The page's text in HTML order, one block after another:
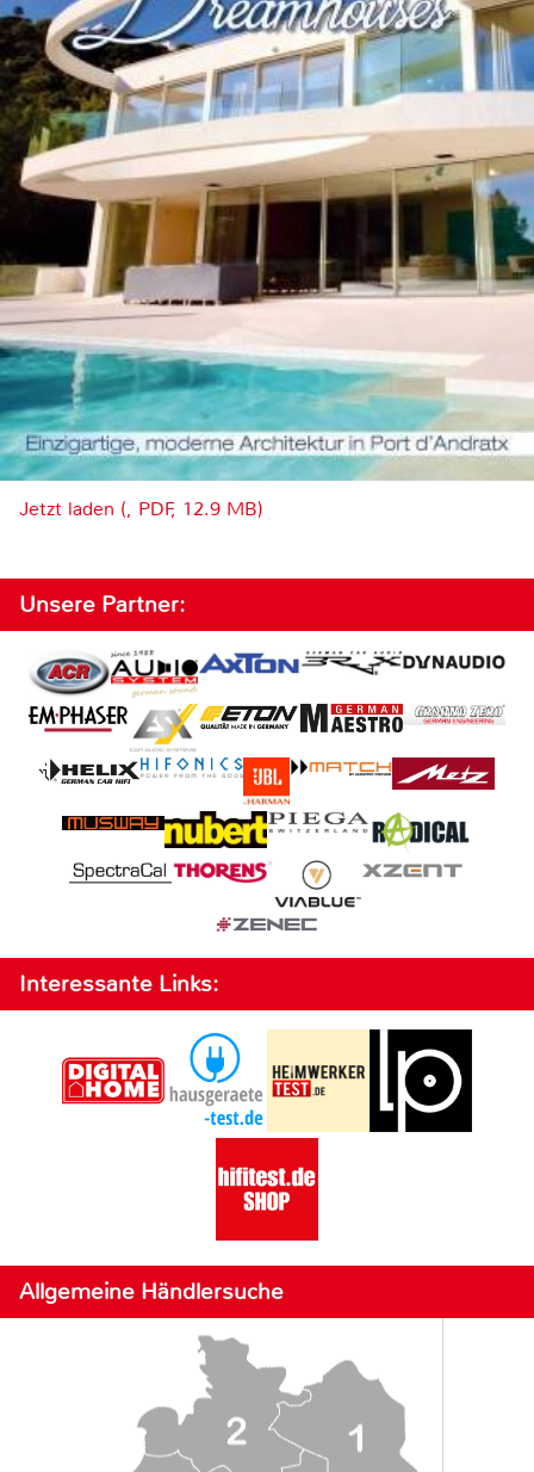
Jetzt laden (, PDF, 12.9 MB)
Unsere Partner:
Interessante Links:
Allgemeine Händlersuche